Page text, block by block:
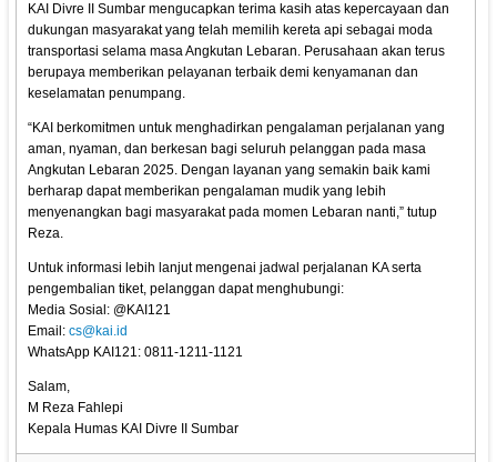
KAI Divre II Sumbar mengucapkan terima kasih atas kepercayaan dan
dukungan masyarakat yang telah memilih kereta api sebagai moda
transportasi selama masa Angkutan Lebaran. Perusahaan akan terus
berupaya memberikan pelayanan terbaik demi kenyamanan dan
keselamatan penumpang.
“KAI berkomitmen untuk menghadirkan pengalaman perjalanan yang
aman, nyaman, dan berkesan bagi seluruh pelanggan pada masa
Angkutan Lebaran 2025. Dengan layanan yang semakin baik kami
berharap dapat memberikan pengalaman mudik yang lebih
menyenangkan bagi masyarakat pada momen Lebaran nanti,” tutup
Reza.
Untuk informasi lebih lanjut mengenai jadwal perjalanan KA serta
pengembalian tiket, pelanggan dapat menghubungi:
Media Sosial: @KAI121
Email:cs@kai.id
WhatsApp KAI121: 0811-1211-1121
Salam,
M Reza Fahlepi
Kepala Humas KAI Divre II Sumbar